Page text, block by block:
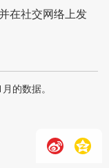
在社交网络上发
的数据。